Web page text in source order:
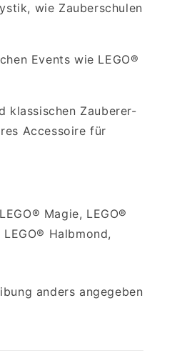
wie Zauberschulen
Events wie LEGO®
klassischen Zauberer-
Accessoire für
Magie, LEGO®
Halbmond,
anders angegeben